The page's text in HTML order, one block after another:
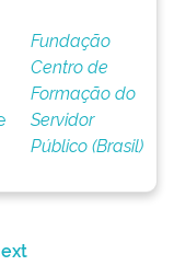
Fundação
Centro de
Formação do
Servidor
Público (Brasil)